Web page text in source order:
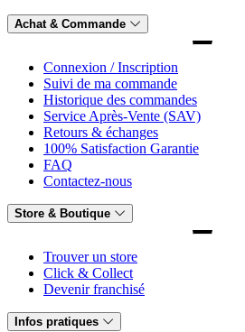
Achat & Commande
Connexion / Inscription
Suivi de ma commande
Historique des commandes
Service Après-Vente (SAV)
Retours & échanges
100% Satisfaction Garantie
FAQ
Contactez-nous
Store & Boutique
Trouver un store
Click & Collect
Devenir franchisé
Infos pratiques